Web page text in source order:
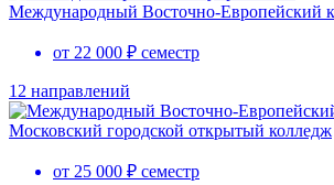
Международный Восточно-Европейский
от 22 000 ₽ семестр
12 направлений
Московский городской открытый колледж
от 25 000 ₽ семестр